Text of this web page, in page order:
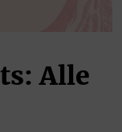
Alle